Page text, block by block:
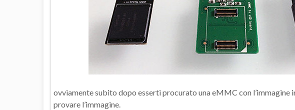
ovviamente subito dopo esserti procurato una eMMC con l’immagine
provare l’immagine.